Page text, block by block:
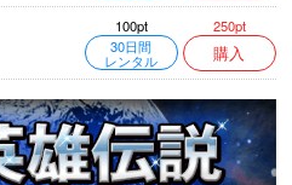
100pt
30日間
レンタル
250pt
購入